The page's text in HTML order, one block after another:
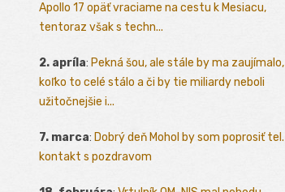
Apollo 17 opäť vraciame na cestu k Mesiacu,
tentoraz však s techn...
2. apríla: Pekná šou, ale stále by ma zaujímalo,
koľko to celé stálo a či by tie miliardy neboli
užitočnejšie i...
7. marca: Dobrý deň Mohol by som poprosiť tel.
kontakt s pozdravom